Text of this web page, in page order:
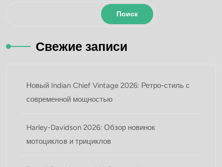
Поиск
Свежие записи
Новый Indian Chief Vintage 2026: Ретро-стиль с
современной мощностью
Harley-Davidson 2026: Обзор новинок
мотоциклoв и трициклов